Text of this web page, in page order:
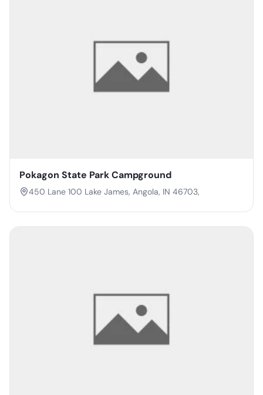
Pokagon State Park Campground
450 Lane 100 Lake James, Angola, IN 46703,